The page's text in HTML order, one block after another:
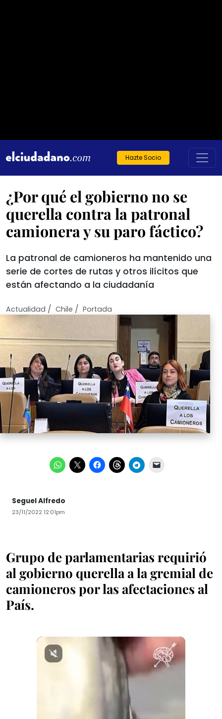
Hazte Socio
¿Por qué el gobierno no se
querella contra la patronal
camionera y su paro fáctico?
La patronal de camioneros ha mantenido una
serie de cortes de rutas y otros ilícitos que
están afectando a la ciudadanía
Actualidad / Chile / Portada
Seguel Alfredo
23/11/2022 12:01pm
Grupo de parlamentarias requirió
al gobierno querella a la gremial de
camioneros por las afectaciones al
País.